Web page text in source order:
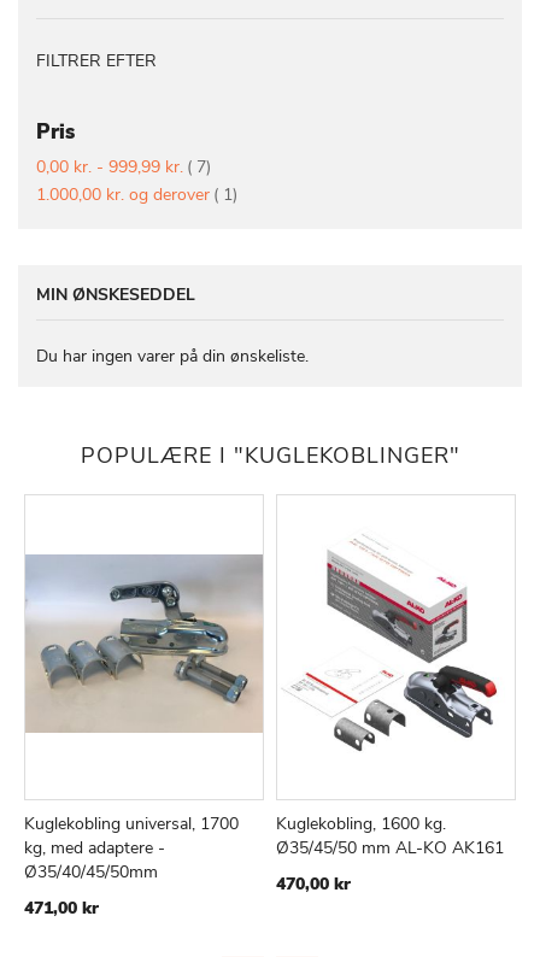
FILTRER EFTER
Pris
0,00 kr. - 999,99 kr. 7vare
1.000,00 kr. og derover 1vare
MIN ØNSKESEDDEL
Du har ingen varer på din ønskeliste.
POPULÆRE I "KUGLEKOBLINGER"
Læg i kurv SAMMENLIGN
Kuglekobling universal, 1700
kg, med adaptere -
Ø35/40/45/50mm
471,00 kr
Læg i kurv
TILFØJ
Kuglekobling, 1600 kg.
Ø35/45/50 mm AL-KO AK161
470,00 kr